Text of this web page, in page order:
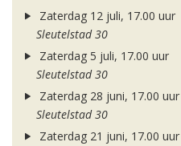
Zaterdag 12 juli, 17.00 uur
Sleutelstad 30
Zaterdag 5 juli, 17.00 uur
Sleutelstad 30
Zaterdag 28 juni, 17.00 uur
Sleutelstad 30
Zaterdag 21 juni, 17.00 uur